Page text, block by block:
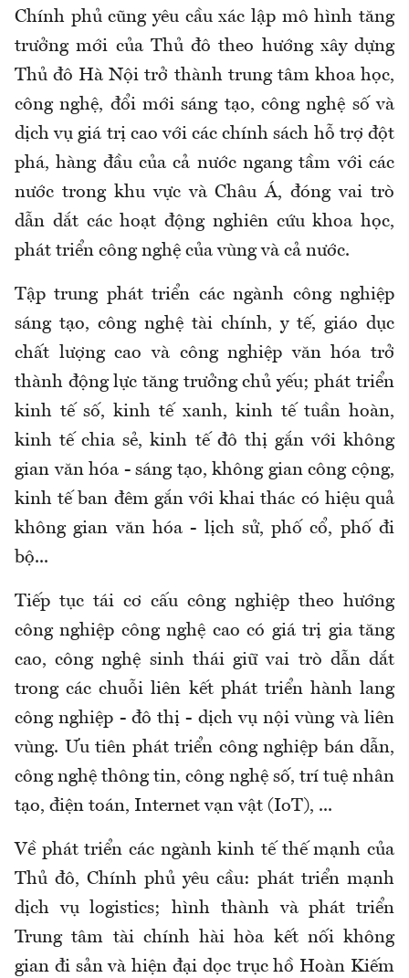
Chính phủ cũng yêu cầu xác lập mô hình tăng
trưởng mới của Thủ đô theo hướng xây dựng
Thủ đô Hà Nội trở thành trung tâm khoa học,
công nghệ, đổi mới sáng tạo, công nghệ số và
dịch vụ giá trị cao với các chính sách hỗ trợ đột
phá, hàng đầu của cả nước ngang tầm với các
nước trong khu vực và Châu Á, đóng vai trò
dẫn dắt các hoạt động nghiên cứu khoa học,
phát triển công nghệ của vùng và cả nước.
Tập trung phát triển các ngành công nghiệp
sáng tạo, công nghệ tài chính, y tế, giáo dục
chất lượng cao và công nghiệp văn hóa trở
thành động lực tăng trưởng chủ yếu; phát triển
kinh tế số, kinh tế xanh, kinh tế tuần hoàn,
kinh tế chia sẻ, kinh tế đô thị gắn với không
gian văn hóa - sáng tạo, không gian công cộng,
kinh tế ban đêm gắn với khai thác có hiệu quả
không gian văn hóa - lịch sử, phố cổ, phố đi
bộ...
Tiếp tục tái cơ cấu công nghiệp theo hướng
công nghiệp công nghệ cao có giá trị gia tăng
cao, công nghệ sinh thái giữ vai trò dẫn dắt
trong các chuỗi liên kết phát triển hành lang
công nghiệp - đô thị - dịch vụ nội vùng và liên
vùng. Ưu tiên phát triển công nghiệp bán dẫn,
công nghệ thông tin, công nghệ số, trí tuệ nhân
tạo, điện toán, Internet vạn vật (IoT), ...
Về phát triển các ngành kinh tế thế mạnh của
Thủ đô, Chính phủ yêu cầu: phát triển mạnh
dịch vụ logistics; hình thành và phát triển
Trung tâm tài chính hài hòa kết nối không
gian đi sản và hiện đại dọctrục hồ Hoàn Kiếm